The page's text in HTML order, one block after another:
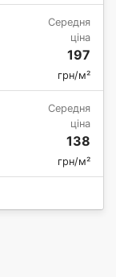
Середня
ціна
197
грн/м²
Середня
ціна
138
грн/м²